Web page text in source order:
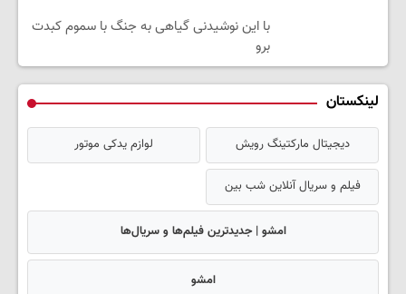
با این نوشیدنی گیاهی به جنگ با سموم کبدت
برو
لینکستان
دیجیتال مارکتینگ رویش لوازم یدکی موتور
فیلم و سریال آنلاین شب بین
امشو | جدیدترین فیلم‌ها و سریال‌ها
امشو